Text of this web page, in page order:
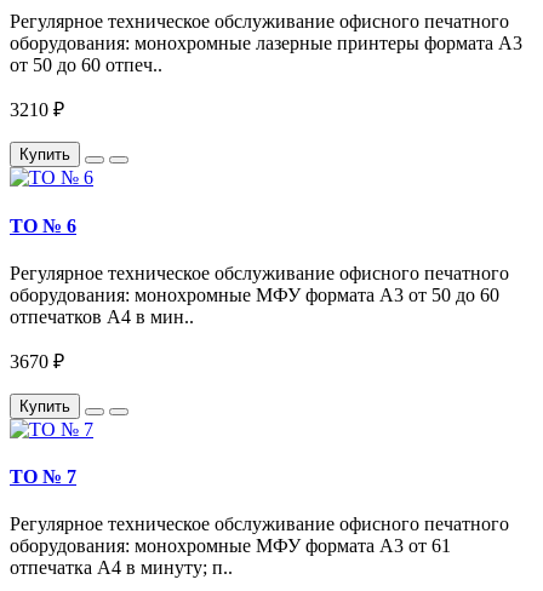
Регулярное техническое обслуживание офисного печатного
оборудования: монохромные лазерные принтеры формата А3
от 50 до 60 отпеч..
3210 ₽
Купить
ТО № 6
Регулярное техническое обслуживание офисного печатного
оборудования: монохромные МФУ формата А3 от 50 до 60
отпечатков A4 в мин..
3670 ₽
Купить
ТО № 7
Регулярное техническое обслуживание офисного печатного
оборудования: монохромные МФУ формата А3 от 61
отпечатка A4 в минуту; п..